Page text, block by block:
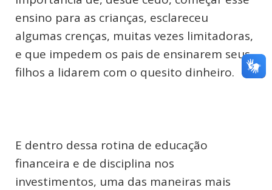
ensino para as crianças, esclareceu
algumas crenças, muitas vezes limitadoras,
e que impedem os pais de ensinarem seus
filhos a lidarem com o quesito dinheiro.
E dentro dessa rotina de educação
financeira e de disciplina nos
investimentos, uma das maneiras mais